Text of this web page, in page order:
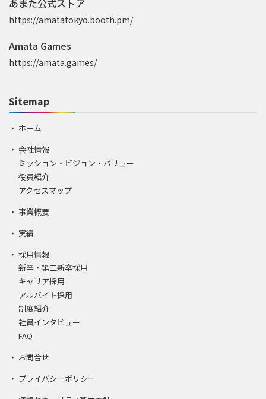
あまた公式ストア
https://amatatokyo.booth.pm/
Amata Games
https://amata.games/
Sitemap
ホーム
会社情報
ミッション・ビジョン・バリュー
役員紹介
アクセスマップ
事業概要
実績
採用情報
新卒・第二新卒採用
キャリア採用
アルバイト採用
制度紹介
社員インタビュー
FAQ
お問合せ
プライバシーポリシー